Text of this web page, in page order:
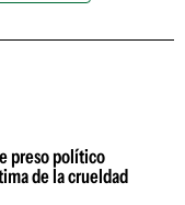
preso político
de la crueldad